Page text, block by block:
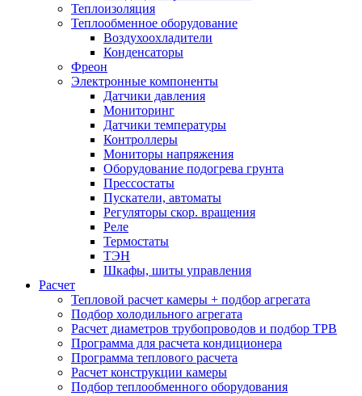
Теплоизоляция
Теплообменное оборудование
Воздухоохладители
Конденсаторы
Фреон
Электронные компоненты
Датчики давления
Мониторинг
Датчики температуры
Контроллеры
Мониторы напряжения
Оборудование подогрева грунта
Прессостаты
Пускатели, автоматы
Регуляторы скор. вращения
Реле
Термостаты
ТЭН
Шкафы, шиты управления
Расчет
Тепловой расчет камеры + подбор агрегата
Подбор холодильного агрегата
Расчет диаметров трубопроводов и подбор ТРВ
Программа для расчета кондиционера
Программа теплового расчета
Расчет конструкции камеры
Подбор теплообменного оборудования